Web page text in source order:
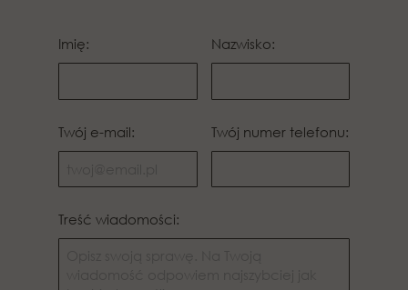
Imię: Nazwisko:
Twój e-mail: Twój numer telefonu:
Treść wiadomości: